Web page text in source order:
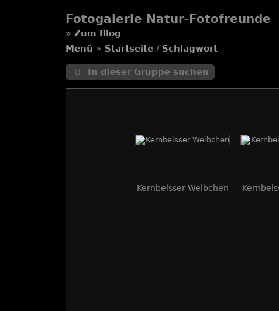
Fotogalerie Natur-Fotofreunde
» Zum Blog
Menü » Startseite / Schlagwort
In dieser Gruppe suchen
Kernbeisser Weibchen